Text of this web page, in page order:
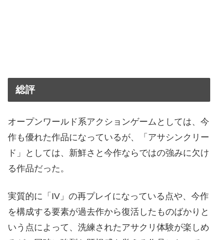
総評
オープンワールド系アクションゲームとしては、今
作も優れた作品になっているが、「アサシンクリー
ド」としては、新鮮さと今作ならではの強みに欠け
る作品だった。
実質的に「IV」の再プレイになっている点や、今作
を構成する要素が過去作から復活したものばかりと
いう点によって、洗練されたアサクリ体験が楽しめ